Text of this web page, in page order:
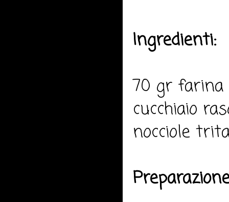
Ingredienti:
70 gr farina
cucchiaio
nocciole